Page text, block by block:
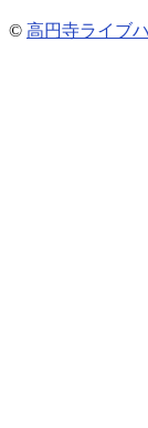
© 高円寺ライブ